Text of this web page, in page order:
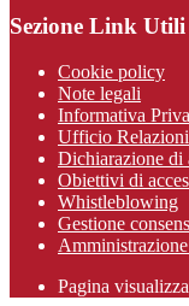
Sezione Link Utili
Cookie policy
Note legali
Informativa
Ufficio
Dichiarazione di
Obiettivi di
Whistleblowing
Gestione
Amministrazione
Pagina